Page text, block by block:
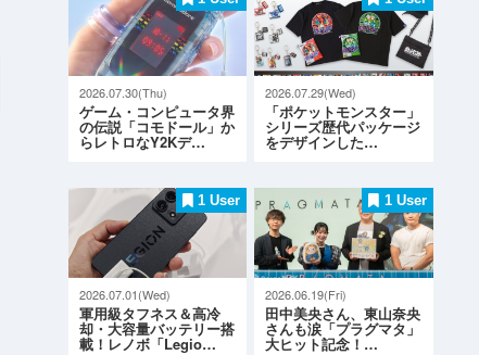
2026.07.30(Thu)
ゲーム・コンピュータ界
の伝説「コモドール」か
らレトロなY2Kデ…
2026.07.29(Wed)
「ポケットモンスター」
シリーズ歴代パッケージ
をデザインした…
1 User
2026.07.01(Wed)
軍用級タフネス＆高冷
却・大容量バッテリー搭
載！レノボ「Legio…
1 User
2026.06.19(Fri)
田中美央さん、東山奈央
さんも涙「プラグマタ」
大ヒット記念！…